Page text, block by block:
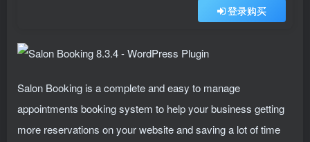
登录购买
Salon Booking is a complete and easy to manage
appointments booking system to help your business getting
more reservations on your website and saving a lot of time